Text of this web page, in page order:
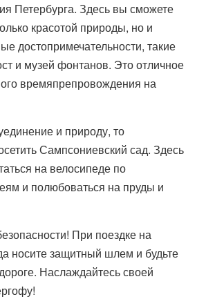
Петербурга. Здесь вы сможете
красотой природы, но и
достопримечательности, такие
и музей фонтанов. Это отличное
времяпрепровождения на
и природу, то
Сампсониевский сад. Здесь
на велосипеде по
и полюбоваться на пруды и
При поездке на
носите защитный шлем и будьте
Наслаждайтесь своей